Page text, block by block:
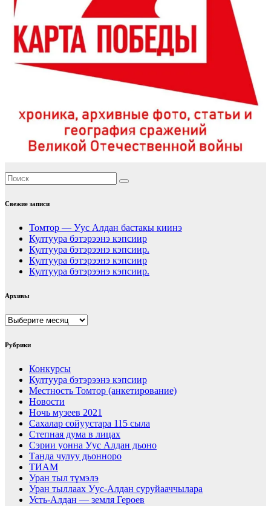
Свежие записи
Томтор — Уус Алдан бастакы киинэ
Култуура бэтэрээнэ кэпсиир
Култуура бэтэрээнэ кэпсиир.
Култуура бэтэрээнэ кэпсиир
Култуура бэтэрээнэ кэпсиир.
Архивы
Архивы
Рубрики
Конкурсы
Култуура бэтэрээнэ кэпсиир
Местность Томтор (анкетирование)
Новости
Ночь музеев 2021
Сахалар сойуустара 115 сыла
Степная дума в лицах
Сэрии уонна Уус Алдан дьоно
Танда чулуу дьонноро
ТИАМ
Уран тыл түмэлэ
Уран тыллаах Уус-Алдан суруйааччылара
Усть-Алдан — земля Героев